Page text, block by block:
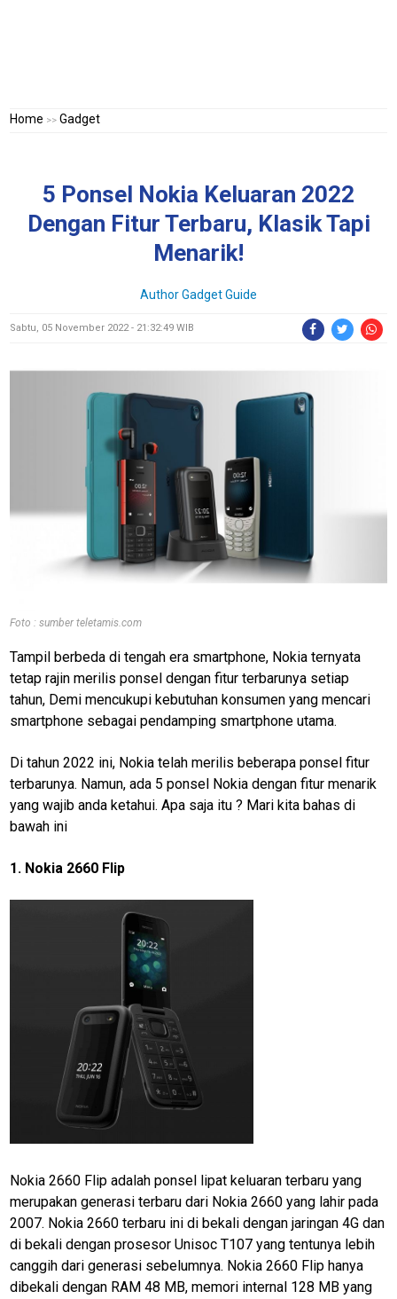
Home >>Gadget
5 Ponsel Nokia Keluaran 2022
Dengan Fitur Terbaru, Klasik Tapi
Menarik!
Author Gadget Guide
Sabtu, 05 November 2022 - 21:32:49 WIB
Foto : sumber teletamis.com
Tampil berbeda di tengah era smartphone, Nokia ternyata
tetap rajin merilis ponsel dengan fitur terbarunya setiap
tahun, Demi mencukupi kebutuhan konsumen yang mencari
smartphone sebagai pendamping smartphone utama.
Di tahun 2022 ini, Nokia telah merilis beberapa ponsel fitur
terbarunya. Namun, ada 5 ponsel Nokia dengan fitur menarik
yang wajib anda ketahui. Apa saja itu ? Mari kita bahas di
bawah ini
1. Nokia 2660 Flip
Nokia 2660 Flip adalah ponsel lipat keluaran terbaru yang
merupakan generasi terbaru dari Nokia 2660 yang lahir pada
2007. Nokia 2660 terbaru ini di bekali dengan jaringan 4G dan
di bekali dengan prosesor Unisoc T107 yang tentunya lebih
canggih dari generasi sebelumnya. Nokia 2660 Flip hanya
dibekali dengan RAM 48 MB, memori internal 128 MB yang